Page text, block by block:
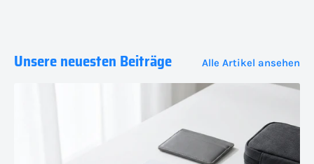
Unsere neuesten Beiträge Alle Artikel ansehen